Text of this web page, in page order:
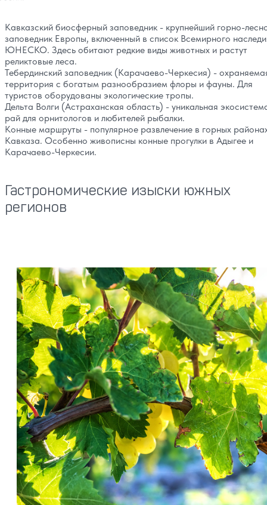
Кавказский биосферный заповедник - крупнейший горно-
заповедник Европы, включенный в список Всемирного
ЮНЕСКО. Здесь обитают редкие виды животных и растут
реликтовые леса.
Тебердинский заповедник (Карачаево-Черкесия) -
территория с богатым разнообразием флоры и фауны. Для
туристов оборудованы экологические тропы.
Дельта Волги (Астраханская область) - уникальная
рай для орнитологов и любителей рыбалки.
Конные маршруты - популярное развлечение в горных
Кавказа. Особенно живописны конные прогулки в Адыгее и
Карачаево-Черкесии.
Гастрономические изыски южных
регионов